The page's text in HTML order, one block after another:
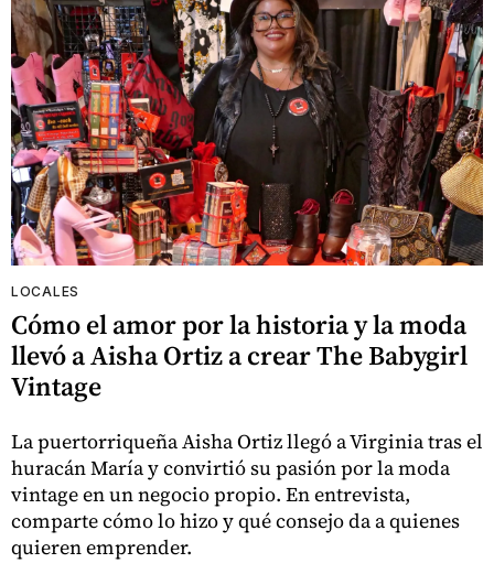
LOCALES
Cómo el amor por la historia y la moda
llevó a Aisha Ortiz a crear The Babygirl
Vintage
La puertorriqueña Aisha Ortiz llegó a Virginia tras el
huracán María y convirtió su pasión por la moda
vintage en un negocio propio. En entrevista,
comparte cómo lo hizo y qué consejo da a quienes
quieren emprender.